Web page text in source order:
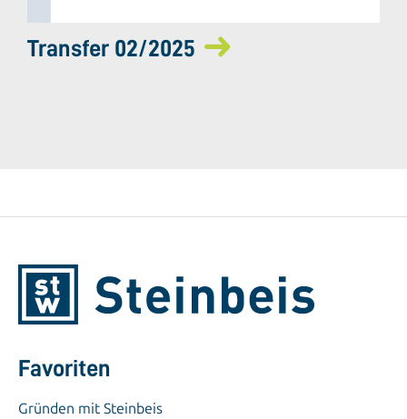
Transfer 02/2025
Favoriten
Gründen mit Steinbeis